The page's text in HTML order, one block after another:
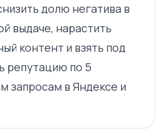
долю негатива в
выдаче, нарастить
контент и взять под
репутацию по 5
запросам в Яндексе и